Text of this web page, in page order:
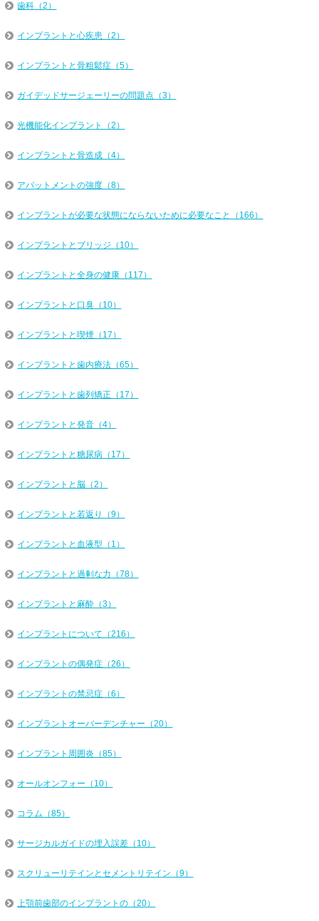
歯科（2）
インプラントと心疾患（2）
インプラントと骨粗鬆症（5）
ガイデッドサージェーリーの問題点（3）
光機能化インプラント（2）
インプラントと骨造成（4）
アバットメントの強度（8）
インプラントが必要な状態にならないために必要なこと（166）
インプラントとブリッジ（10）
インプラントと全身の健康（117）
インプラントと口臭（10）
インプラントと喫煙（17）
インプラントと歯内療法（65）
インプラントと歯列矯正（17）
インプラントと発音（4）
インプラントと糖尿病（17）
インプラントと脳（2）
インプラントと若返り（9）
インプラントと血液型（1）
インプラントと過剰な力（78）
インプラントと麻酔（3）
インプラントについて（216）
インプラントの偶発症（26）
インプラントの禁忌症（6）
インプラントオーバーデンチャー（20）
インプラント周囲炎（85）
オールオンフォー（10）
コラム（85）
サージカルガイドの埋入誤差（10）
スクリューリテインとセメントリテイン（9）
上顎前歯部のインプラントの（20）